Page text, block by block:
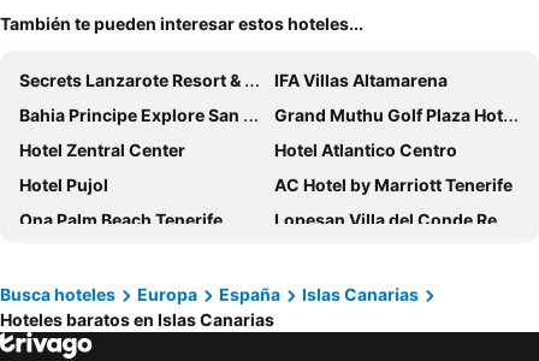
También te pueden interesar estos hoteles...
Secrets Lanzarote Resort & Spa
IFA Villas Altamarena
Bahia Principe Explore San Felipe
Grand Muthu Golf Plaza Hotel & Spa
Hotel Zentral Center
Hotel Atlantico Centro
Hotel Pujol
AC Hotel by Marriott Tenerife
Ona Palm Beach Tenerife
Lopesan Villa del Conde Resort & Thalasso
Sol Puerto de la Cruz Tenerife Hotel LIVVO Jandía Golf
The Ritz-Carlton Tenerife, Abama
Busca hoteles Europa España
Islas Canarias
Hoteles baratos en Islas Canarias